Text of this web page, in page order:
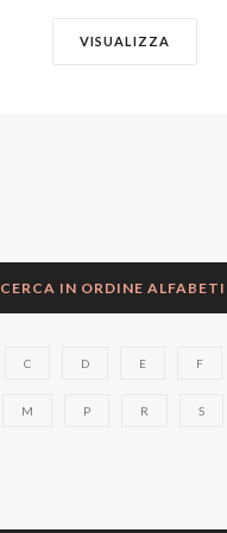
VISUALIZZA
CERCA IN ORDINE
C D E F
M P R S